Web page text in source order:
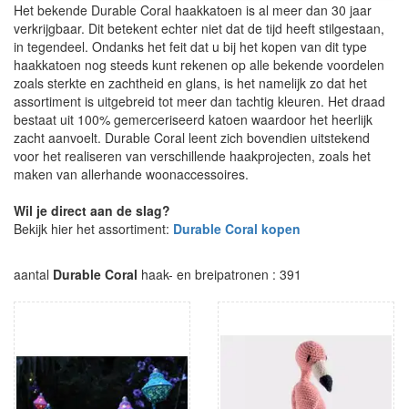
Het bekende Durable Coral haakkatoen is al meer dan 30 jaar
verkrijgbaar. Dit betekent echter niet dat de tijd heeft stilgestaan,
in tegendeel. Ondanks het feit dat u bij het kopen van dit type
haakkatoen nog steeds kunt rekenen op alle bekende voordelen
zoals sterkte en zachtheid en glans, is het namelijk zo dat het
assortiment is uitgebreid tot meer dan tachtig kleuren. Het draad
bestaat uit 100% gemerceriseerd katoen waardoor het heerlijk
zacht aanvoelt. Durable Coral leent zich bovendien uitstekend
voor het realiseren van verschillende haakprojecten, zoals het
maken van allerhande woonaccessoires.
Wil je direct aan de slag?
Bekijk hier het assortiment: Durable Coral kopen
aantal Durable Coral haak- en breipatronen : 391